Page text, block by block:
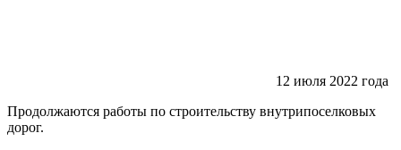
12 июля 2022 года
Продолжаются работы по строительству внутрипоселковых
дорог.